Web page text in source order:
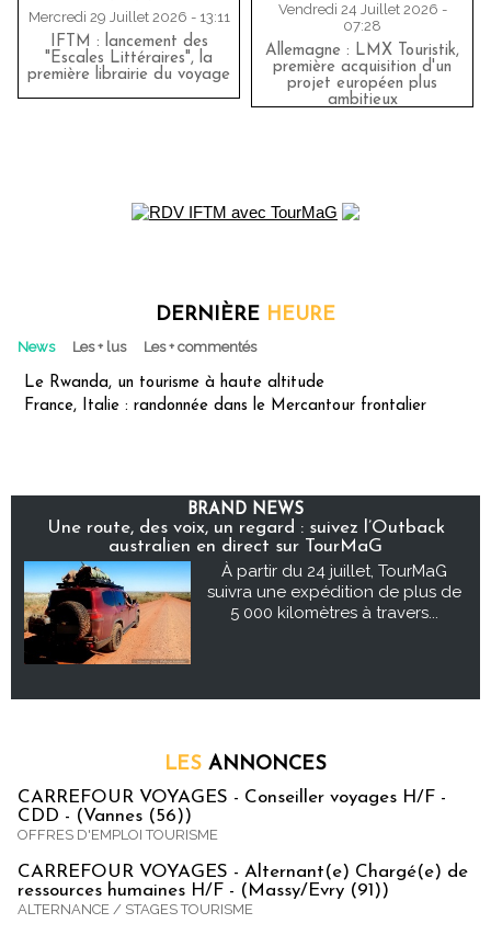
Mercredi 29 Juillet 2026 - 13:11
IFTM : lancement des
"Escales Littéraires", la
première librairie du voyage
Vendredi 24 Juillet 2026 -
07:28
Allemagne : LMX Touristik,
première acquisition d'un
projet européen plus
ambitieux
DERNIÈRE HEURE
News Les + lus Les + commentés
Le Rwanda, un tourisme à haute altitude
France, Italie : randonnée dans le Mercantour frontalier
BRAND NEWS
Une route, des voix, un regard : suivez l’Outback
australien en direct sur TourMaG
À partir du 24 juillet, TourMaG
suivra une expédition de plus de
5 000 kilomètres à travers...
LES ANNONCES
CARREFOUR VOYAGES - Conseiller voyages H/F -
CDD - (Vannes (56))
OFFRES D'EMPLOI TOURISME
CARREFOUR VOYAGES - Alternant(e) Chargé(e) de
ressources humaines H/F - (Massy/Evry (91))
ALTERNANCE / STAGES TOURISME